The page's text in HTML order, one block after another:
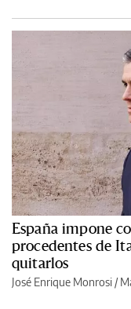
España impone
procedentes de
quitarlos
José Enrique Monrosi /